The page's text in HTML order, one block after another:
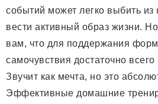
событий может легко выбить
вести активный образ жизни.
вам, что для поддержания
самочувствия достаточно
Звучит как мечта, но это
Эффективные домашние